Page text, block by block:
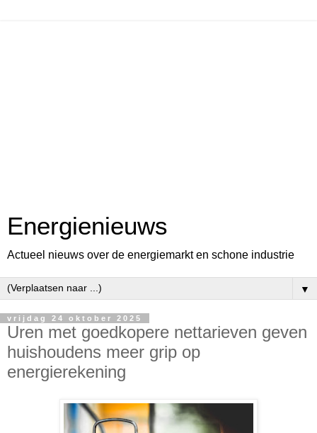
Energienieuws
Actueel nieuws over de energiemarkt en schone industrie
▼
vrijdag 24 oktober 2025
Uren met goedkopere nettarieven geven
huishoudens meer grip op
energierekening